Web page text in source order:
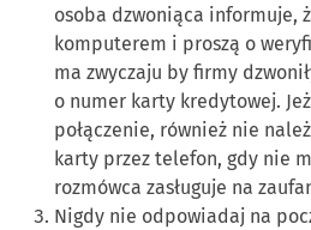
osoba dzwoniąca informuje,
komputerem i proszą o
ma zwyczaju by firmy
o numer karty kredytowej.
połączenie, również nie
karty przez telefon, gdy nie
rozmówca zasługuje na
Nigdy nie odpowiadaj na